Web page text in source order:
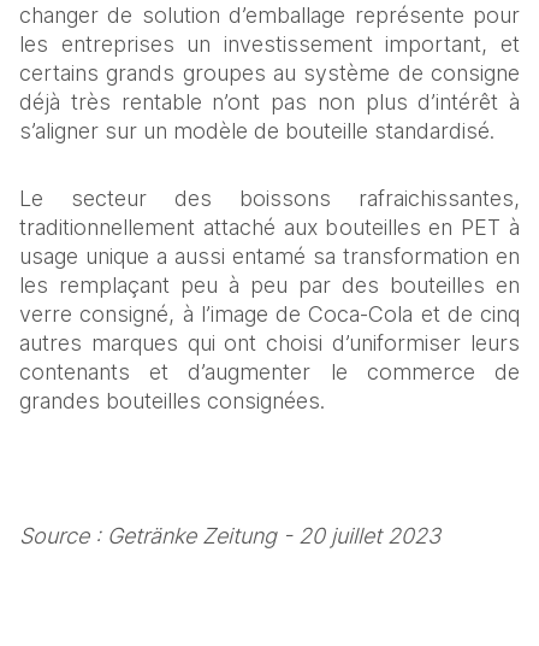
changer de solution d’emballage représente pour
les entreprises un investissement important, et
certains grands groupes au système de consigne
déjà très rentable n’ont pas non plus d’intérêt à
s’aligner sur un modèle de bouteille standardisé.
Le secteur des boissons rafraichissantes,
traditionnellement attaché aux bouteilles en PET à
usage unique a aussi entamé sa transformation en
les remplaçant peu à peu par des bouteilles en
verre consigné, à l’image de Coca-Cola et de cinq
autres marques qui ont choisi d’uniformiser leurs
contenants et d’augmenter le commerce de
grandes bouteilles consignées.
Source : Getränke Zeitung - 20 juillet 2023